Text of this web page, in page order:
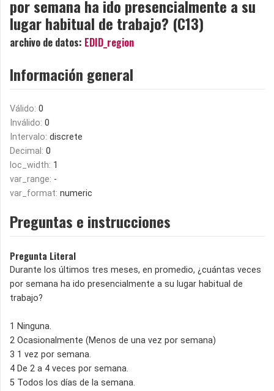
por semana ha ido presencialmente a su
lugar habitual de trabajo? (C13)
archivo de datos: EDID_region
Información general
Válido: 0
Inválido: 0
Intervalo: discrete
Decimal: 0
loc_width: 1
var_range: -
var_format: numeric
Preguntas e instrucciones
Pregunta Literal
Durante los últimos tres meses, en promedio, ¿cuántas veces
por semana ha ido presencialmente a su lugar habitual de
trabajo?
1 Ninguna.
2 Ocasionalmente (Menos de una vez por semana)
3 1 vez por semana.
4 De 2 a 4 veces por semana.
5 Todos los días de la semana.